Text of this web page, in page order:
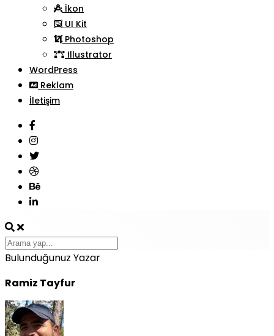
İkon
UI Kit
Photoshop
Illustrator
WordPress
Reklam
İletişim
Bulunduğunuz Yazar
Ramiz Tayfur